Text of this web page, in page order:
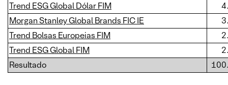
Trend ESG Global Dólar FIM
Morgan Stanley Global Brands FIC IE
Trend Bolsas Europeias FIM
Trend ESG Global FIM
Resultado